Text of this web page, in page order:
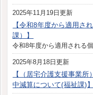
2025年11月19日更新
【令和8年度から適用さ
課）】
令和8年度から適用される
2025年8月18日更新
【（居宅介護支援事業
中減算について(福祉課)】